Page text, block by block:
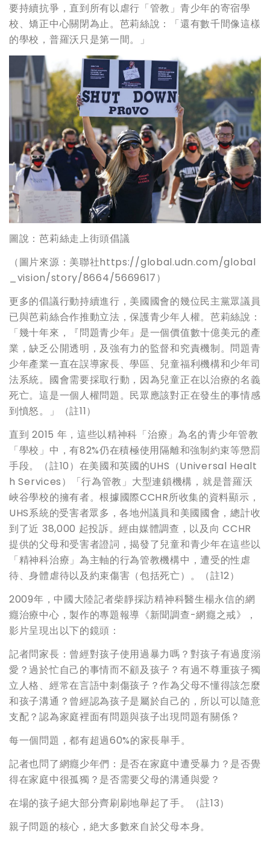
要持續抗爭，直到所有以虐行「管教」青少年的寄宿學
校、矯正中心關閉為止。芭莉絲說：「還有數千間像這樣
的學校，普羅沃只是第一間。」
圖說：芭莉絲走上街頭倡議
（圖片來源：美聯社https://global.udn.com/global
_vision/story/8664/5669617）
更多的倡議行動持續進行，美國國會的幾位民主黨眾議員
已與芭莉絲合作推動立法，保護青少年人權。芭莉絲說：
「幾十年來，『問題青少年』是一個價值數十億美元的產
業，缺乏公開透明，及強有力的監督和究責機制。問題青
少年產業一直在誤導家長、學區、兒童福利機構和少年司
法系統。國會需要採取行動，因為兒童正在以治療的名義
死亡。這是一個人權問題。民眾應該對正在發生的事情感
到憤怒。」（註11）
直到 2015 年，這些以精神科「治療」為名的青少年管教
「學校」中，有82%仍在積極使用隔離和強制約束等懲罰
手段。（註10）在美國和英國的UHS（Universal Healt
h Services）「行為管教」大型連鎖機構，就是普羅沃
峽谷學校的擁有者。根據國際CCHR所收集的資料顯示，
UHS系統的受害者眾多，各地州議員和美國國會，總計收
到了近 38,000 起投訴。經由媒體調查，以及向 CCHR
提供的父母和受害者證詞，揭發了兒童和青少年在這些以
「精神科治療」為主軸的行為管教機構中，遭受的性虐
待、身體虐待以及約束傷害（包括死亡）。（註12）
2009年，中國大陸記者柴靜採訪精神科醫生楊永信的網
癮治療中心，製作的專題報導《新聞調查-網癮之戒》，
影片呈現出以下的鏡頭：
記者問家長：曾經對孩子使用過暴力嗎？對孩子有過度溺
愛？過於忙自己的事情而不顧及孩子？有過不尊重孩子獨
立人格、經常在言語中刺傷孩子？作為父母不懂得該怎麼
和孩子溝通？曾經認為孩子是屬於自己的，所以可以隨意
支配？認為家庭裡面有問題與孩子出現問題有關係？
每一個問題，都有超過60%的家長舉手。
記者也問了網癮少年們：是否在家庭中遭受暴力？是否覺
得在家庭中很孤獨？是否需要父母的溝通與愛？
在場的孩子絕大部分齊刷刷地舉起了手。（註13）
親子問題的核心，絶大多數來自於父母本身。